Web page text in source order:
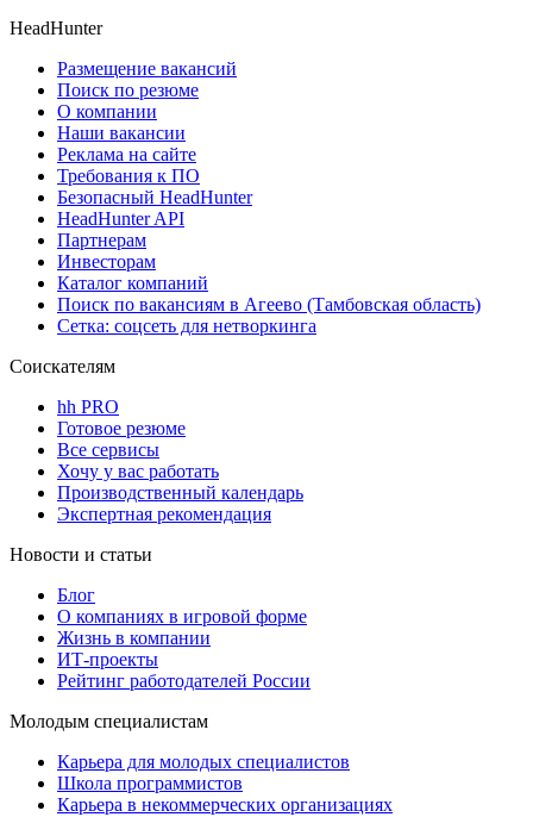
HeadHunter
Размещение вакансий
Поиск по резюме
О компании
Наши вакансии
Реклама на сайте
Требования к ПО
Безопасный HeadHunter
HeadHunter API
Партнерам
Инвесторам
Каталог компаний
Поиск по вакансиям в Агеево (Тамбовская область)
Сетка: соцсеть для нетворкинга
Соискателям
hh PRO
Готовое резюме
Все сервисы
Хочу у вас работать
Производственный календарь
Экспертная рекомендация
Новости и статьи
Блог
О компаниях в игровой форме
Жизнь в компании
ИТ-проекты
Рейтинг работодателей России
Молодым специалистам
Карьера для молодых специалистов
Школа программистов
Карьера в некоммерческих организациях